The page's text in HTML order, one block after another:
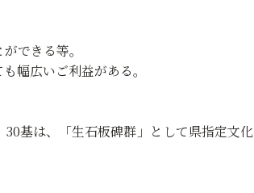
できる等。
幅広いご利益がある。
基は、「生石板碑群」として県指定文化